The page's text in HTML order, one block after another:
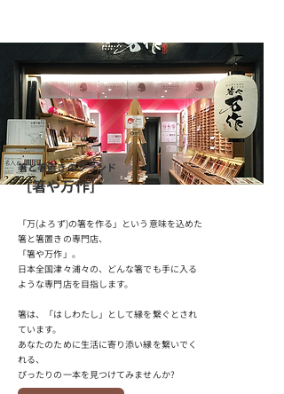
箸と箸置きのブランド
［箸や万作］
「万(よろず)の箸を作る」という意味を込めた
箸と箸置きの専門店、
「箸や万作」。
日本全国津々浦々の、どんな箸でも手に入る
ような専門店を目指します。
箸は、「はしわたし」として縁を繋ぐとされ
ています。
あなたのために生活に寄り添い縁を繋いでく
れる、
ぴったりの一本を見つけてみませんか?